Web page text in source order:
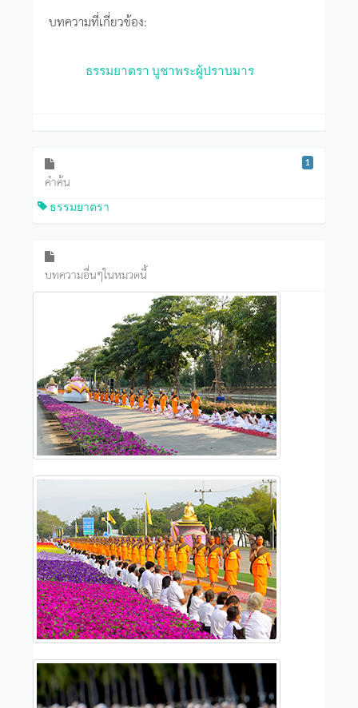
บทความที่เกี่ยวข้อง:
ธรรมยาตรา บูชาพระผู้ปราบมาร
คำค้น
1
ธรรมยาตรา
บทความอื่นๆในหมวดนี้